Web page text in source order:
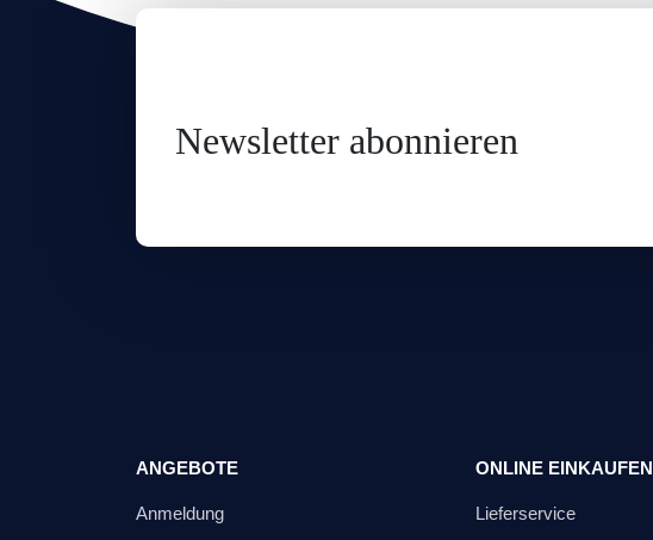
Newsletter abonnieren
ANGEBOTE
Anmeldung
ONLINE EINKAUFEN
Lieferservice